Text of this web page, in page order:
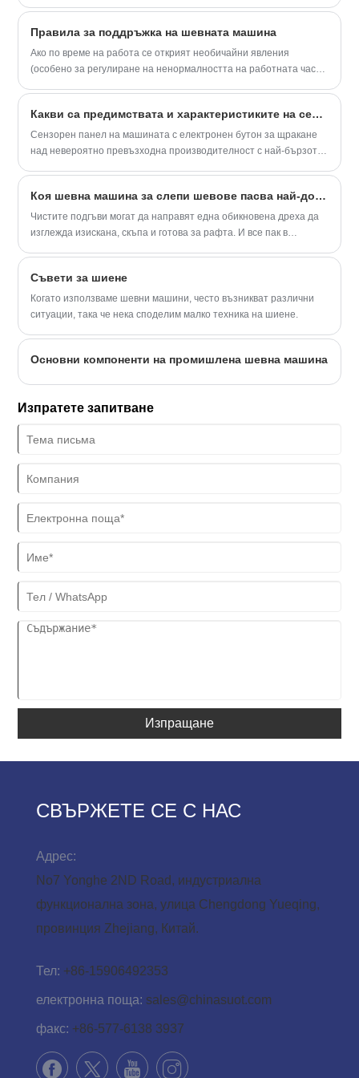
2500 sti/min · Фини шевове с високо
боравене с материала · Лесна
поддръжка · Лесен за използване панел
за управление за всеки
ухото на телта и издърпайте част от края на телта. Прекарайте
края на конеца между края на конеца и края на конеца през
водача на конеца.
Правила за поддръжка на шевната машина
Ако по време на работа се открият необичайни явления
(особено за регулиране на ненормалността на работната част),
повредата и строго забранете действието на болестта. Строго
забранено е демонтирането на машината.
Какви са предимствата и характеристиките на сензорния екран на машината с електронни бутони?
Сензорен панел на машината с електронен бутон за щракане
над невероятно превъзходна производителност с най-бързото
възможности за шиене и шиене с ниско напрежение.
Коя шевна машина за слепи шевове пасва най-добре на модерните облекла?
Чистите подгъви могат да направят една обикновена дреха да
изглежда изискана, скъпа и готова за рафта. И все пак в
Съвети за шиене
Когато използваме шевни машини, често възникват различни
ситуации, така че нека споделим малко техника на шиене.
Основни компоненти на промишлена шевна машина
Изпратете запитване
Изпращане
СВЪРЖЕТЕ СЕ С НАС
Адрес:
No7 Yonghe 2ND Road, индустриална
функционална зона, улица Chengdong Yueqing,
провинция Zhejiang, Китай.
Тел: +86-15906492353
електронна поща: sales@chinasuot.com
факс: +86-577-6138 3937